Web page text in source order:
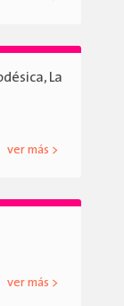
La
ver más >
ver más >